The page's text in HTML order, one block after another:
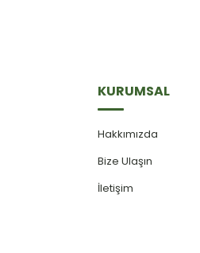
KURUMSAL
Hakkımızda
Bize Ulaşın
İletişim